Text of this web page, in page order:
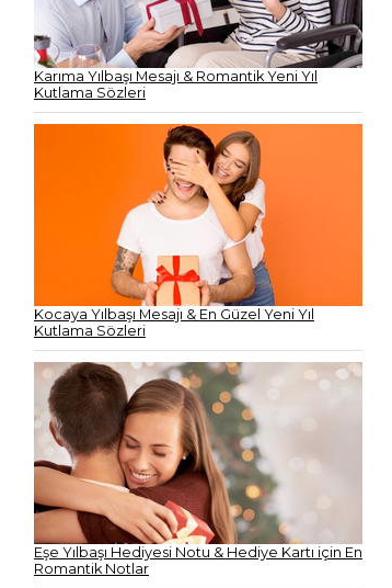
Karıma Yılbaşı Mesajı & Romantik Yeni Yıl
Kutlama Sözleri
Kocaya Yılbaşı Mesajı & En Güzel Yeni Yıl
Kutlama Sözleri
Eşe Yılbaşı Hediyesi Notu & Hediye Kartı için En
Romantik Notlar